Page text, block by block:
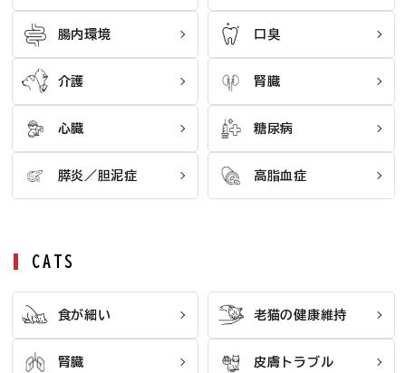
腸内環境 口臭
介護 腎臓
心臓 糖尿病
膵炎／胆泥症 高脂血症
CATS
食が細い 老猫の健康維持
腎臓 皮膚トラブル